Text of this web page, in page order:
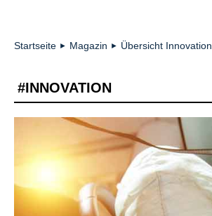
Startseite ► Magazin ► Übersicht Innovation
#INNOVATION